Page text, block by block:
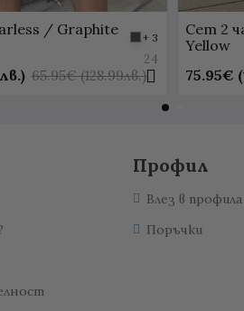
/ Graphite
+ 3
65.95€ (128.99лв.)
24
Сет 2
Yellow
75.95€
Профил
Влез в
Поръчки